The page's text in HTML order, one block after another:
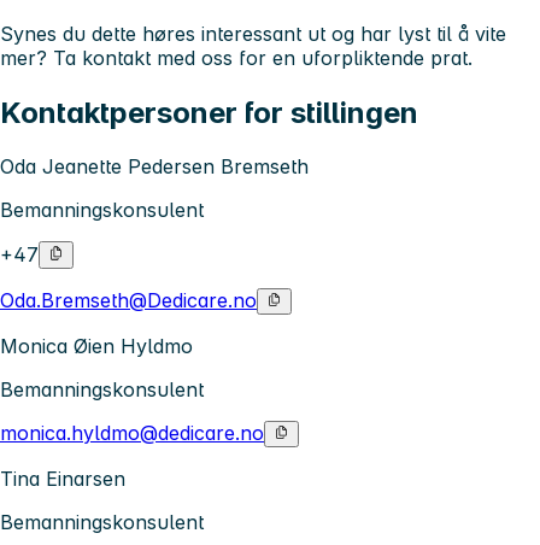
Synes du dette høres interessant ut og har lyst til å vite
mer? Ta kontakt med oss for en uforpliktende prat.
Kontaktpersoner for stillingen
Oda Jeanette Pedersen Bremseth
Bemanningskonsulent
+47
Oda.Bremseth@Dedicare.no
Monica Øien Hyldmo
Bemanningskonsulent
monica.hyldmo@dedicare.no
Tina Einarsen
Bemanningskonsulent